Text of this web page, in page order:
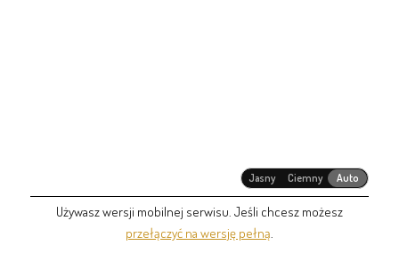
Jasny Ciemny Auto
Używasz wersji mobilnej serwisu. Jeśli chcesz możesz
przełączyć na wersję pełną